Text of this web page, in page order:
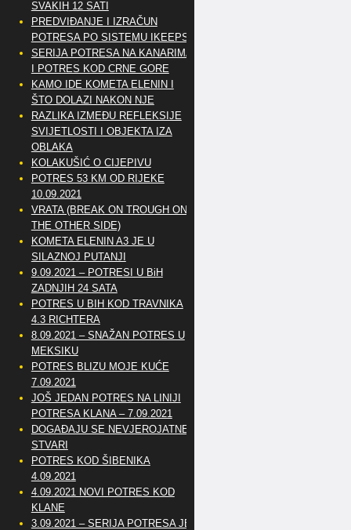
SVAKIH 12 SATI
PREDVIĐANJE I IZRAČUN
POTRESA PO SISTEMU IKEEPS
SERIJA POTRESA NA KANARIMA
I POTRES KOD CRNE GORE
KAMO IDE KOMETA ELENIN I
ŠTO DOLAZI NAKON NJE
RAZLIKA IZMEĐU REFLEKSIJE
SVIJETLOSTI I OBJEKTA IZA
OBLAKA
KOLAKUŠIĆ O CIJEPIVU
POTRES 53 KM OD RIJEKE
10.09.2021
VRATA (BREAK ON TROUGH ON
THE OTHER SIDE)
KOMETA ELENIN A3 JE U
SILAZNOJ PUTANJI
9.09.2021 – POTRESI U BiH
ZADNJIH 24 SATA
POTRES U BIH KOD TRAVNIKA
4.3 RICHTERA
8.09.2021 – SNAŽAN POTRES U
MEKSIKU
POTRES BLIZU MOJE KUĆE
7.09.2021
JOŠ JEDAN POTRES NA LINIJI
POTRESA KLANA – 7.09.2021
DOGAĐAJU SE NEVJEROJATNE
STVARI
POTRES KOD ŠIBENIKA
4.09.2021
4.09.2021 NOVI POTRES KOD
KLANE
3.09.2021 – SERIJA POTRESA JE